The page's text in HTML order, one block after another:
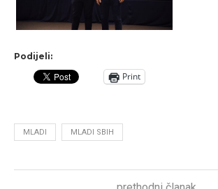
Podijeli:
Print
MLADI MLADI SBIH